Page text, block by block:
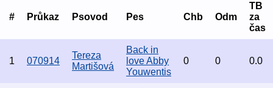
# Průkaz Psovod Pes Chb Odm
TB
za
čas
1 070914
Tereza
Martišová
Back in
love Abby
Youwentis
0 0 0.0